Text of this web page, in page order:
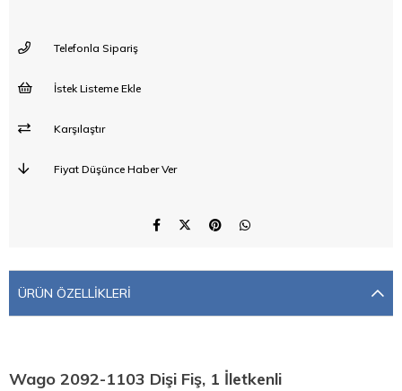
Telefonla Sipariş
İstek Listeme Ekle
Karşılaştır
Fiyat Düşünce Haber Ver
ÜRÜN ÖZELLIKLERI
Wago 2092-1103 Dişi Fiş, 1 İletkenli